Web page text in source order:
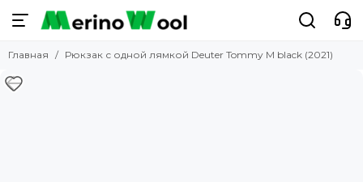
Главная Рюкзак с одной лямкой Deuter Tommy M black (2021)